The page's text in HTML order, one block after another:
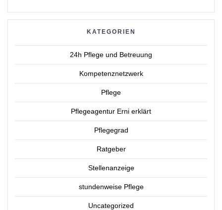
KATEGORIEN
24h Pflege und Betreuung
Kompetenznetzwerk
Pflege
Pflegeagentur Erni erklärt
Pflegegrad
Ratgeber
Stellenanzeige
stundenweise Pflege
Uncategorized